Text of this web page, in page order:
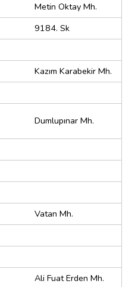
Metin Oktay Mh.
9184. Sk
Kazım Karabekir Mh.
Dumlupınar Mh.
Vatan Mh.
Ali Fuat Erden Mh.